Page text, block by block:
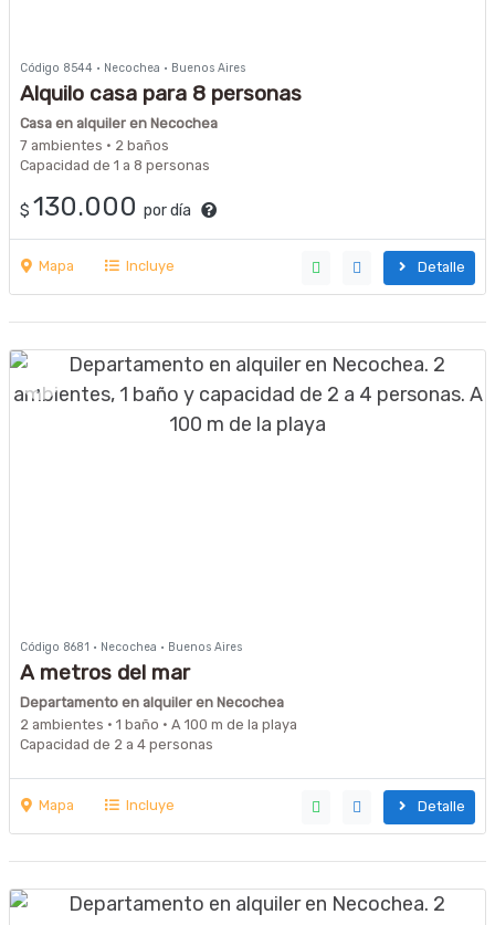
Código 8544 · Necochea · Buenos Aires
Alquilo casa para 8 personas
Casa en alquiler en Necochea
7 ambientes · 2 baños
Capacidad de 1 a 8 personas
$ 130.000 por día
Mapa Incluye Detalle
Código 8681 · Necochea · Buenos Aires
A metros del mar
Departamento en alquiler en Necochea
2 ambientes · 1 baño · A 100 m de la playa
Capacidad de 2 a 4 personas
Mapa Incluye Detalle